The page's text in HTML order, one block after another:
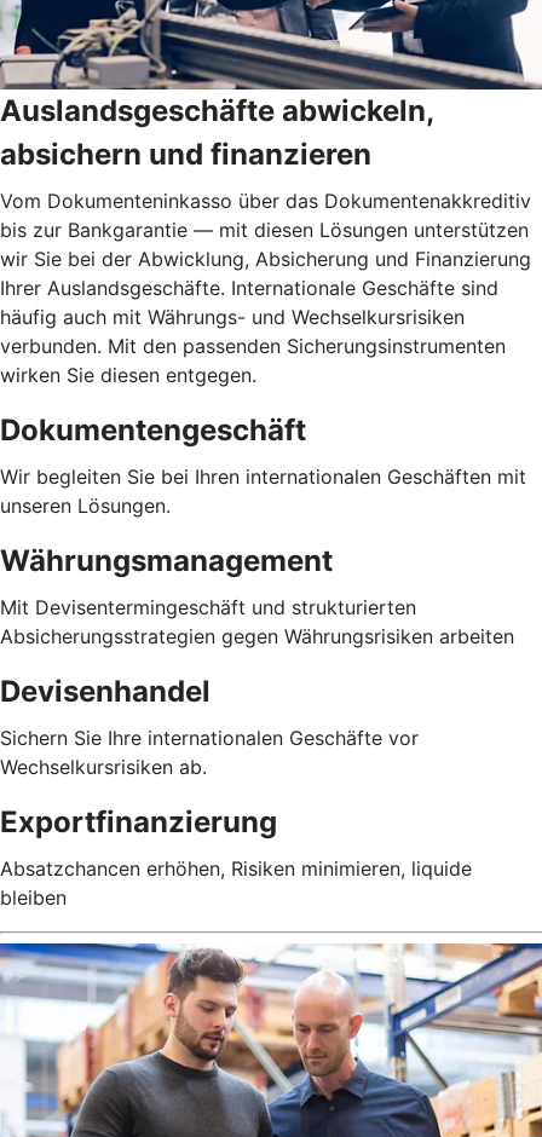
Auslandsgeschäfte abwickeln,
absichern und finanzieren
Vom Dokumenteninkasso über das Dokumentenakkreditiv
bis zur Bankgarantie — mit diesen Lösungen unterstützen
wir Sie bei der Abwicklung, Absicherung und Finanzierung
Ihrer Auslandsgeschäfte. Internationale Geschäfte sind
häufig auch mit Währungs- und Wechselkursrisiken
verbunden. Mit den passenden Sicherungsinstrumenten
wirken Sie diesen entgegen.
Dokumentengeschäft
Wir begleiten Sie bei Ihren internationalen Geschäften mit
unseren Lösungen.
Währungsmanagement
Mit Devisentermingeschäft und strukturierten
Absicherungsstrategien gegen Währungsrisiken arbeiten
Devisenhandel
Sichern Sie Ihre internationalen Geschäfte vor
Wechselkursrisiken ab.
Exportfinanzierung
Absatzchancen erhöhen, Risiken minimieren, liquide
bleiben